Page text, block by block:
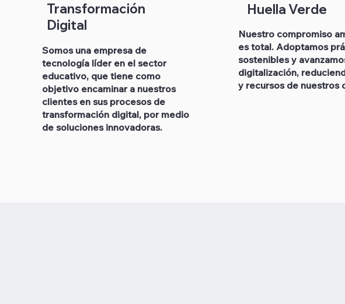
Somos una empresa de
tecnología líder en el sector
educativo, que tiene como
objetivo encaminar a nuestros
clientes en sus procesos de
transformación digital, por medio
de soluciones innovadoras.
Transformación
Digital
Nuestro compromiso
es total. Adoptamos
sostenibles y
digitalización,
y recursos de nuestros
Huella Verde